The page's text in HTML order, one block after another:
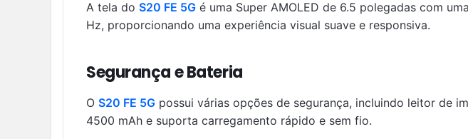
A tela do S20 FE 5G é uma Super AMOLED de 6.5 polegadas com
Hz, proporcionando uma experiência visual suave e responsiva.
Segurança e Bateria
O S20 FE 5G possui várias opções de segurança, incluindo leitor de
4500 mAh e suporta carregamento rápido e sem fio.